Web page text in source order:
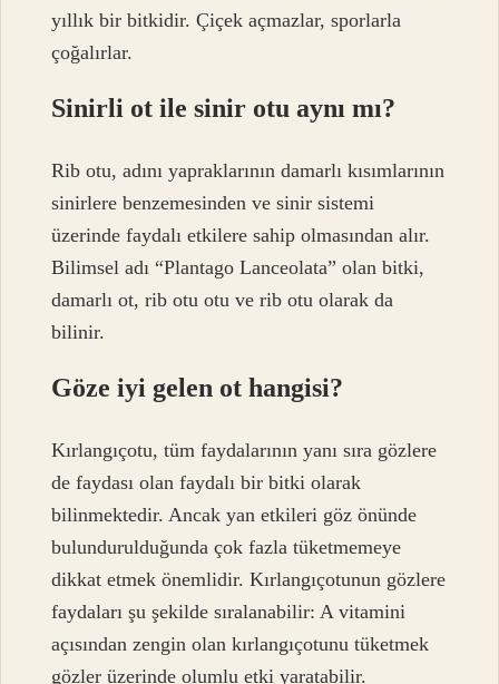
yıllık bir bitkidir. Çiçek açmazlar, sporlarla
çoğalırlar.
Sinirli ot ile sinir otu aynı mı?
Rib otu, adını yapraklarının damarlı kısımlarının
sinirlere benzemesinden ve sinir sistemi
üzerinde faydalı etkilere sahip olmasından alır.
Bilimsel adı “Plantago Lanceolata” olan bitki,
damarlı ot, rib otu otu ve rib otu olarak da
bilinir.
Göze iyi gelen ot hangisi?
Kırlangıçotu, tüm faydalarının yanı sıra gözlere
de faydası olan faydalı bir bitki olarak
bilinmektedir. Ancak yan etkileri göz önünde
bulundurulduğunda çok fazla tüketmemeye
dikkat etmek önemlidir. Kırlangıçotunun gözlere
faydaları şu şekilde sıralanabilir: A vitamini
açısından zengin olan kırlangıçotunu tüketmek
gözler üzerinde olumlu etki yaratabilir.